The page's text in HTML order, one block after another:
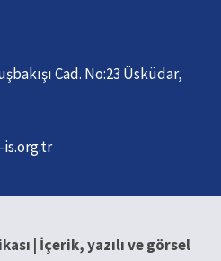
Cad. No:23 Üsküdar,
| İçerik, yazılı ve görsel